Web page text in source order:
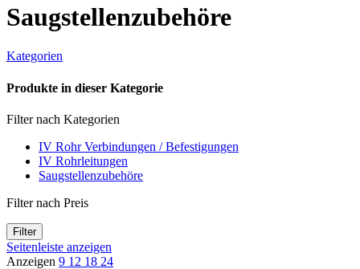
Saugstellenzubehöre
Kategorien
Produkte in dieser Kategorie
Filter nach Kategorien
IV Rohr Verbindungen / Befestigungen
IV Rohrleitungen
Saugstellenzubehöre
Filter nach Preis
Filter
Seitenleiste anzeigen
Anzeigen 9 12 18 24